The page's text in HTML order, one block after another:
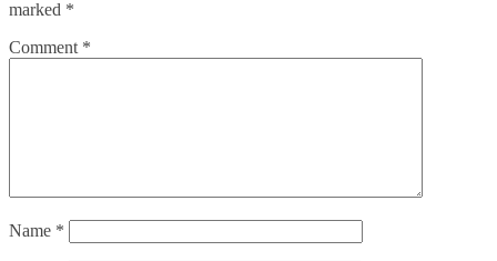
marked *
Comment *
Name *